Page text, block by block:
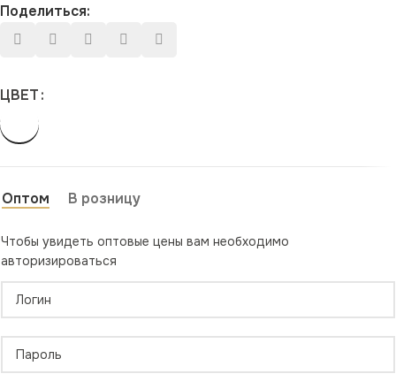
Поделиться:
ЦВЕТ
Оптом В розницу
Чтобы увидеть оптовые цены вам необходимо
авторизироваться